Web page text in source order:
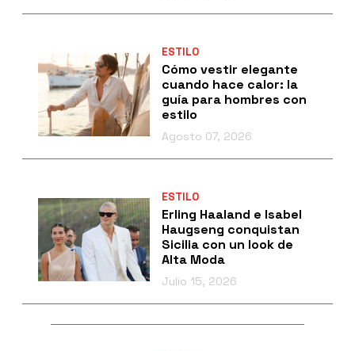
ESTILO
Cómo vestir elegante
cuando hace calor: la
guía para hombres con
estilo
Agosto 07, 2026
ESTILO
Erling Haaland e Isabel
Haugseng conquistan
Sicilia con un look de
Alta Moda
Julio 15, 2026